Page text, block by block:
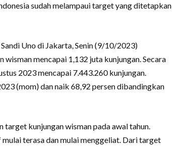
sudah melampaui target yang ditetapkan
Uno di Jakarta, Senin (9/10/2023)
mencapai 1,132 juta kunjungan. Secara
2023 mencapai 7.443.260 kunjungan.
(mom) dan naik 68,92 persen dibandingkan
target kunjungan wisman pada awal tahun.
terasa dan mulai menggeliat. Dari target